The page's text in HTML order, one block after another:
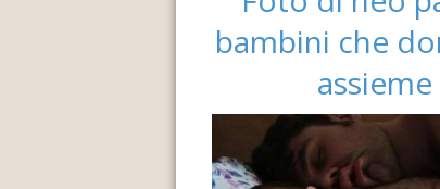
bambini che
assieme